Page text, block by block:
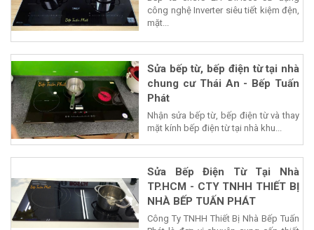
Bếp từ chefs EH DIH365 sử dụng
công nghệ Inverter siêu tiết kiệm đện,
mặt...
Sửa bếp từ, bếp điện từ tại nhà
chung cư Thái An - Bếp Tuấn
Phát
Nhận sửa bếp từ, bếp điện từ và thay
mặt kính bếp điện từ tại nhà khu...
Sửa Bếp Điện Từ Tại Nhà
TP.HCM - CTY TNHH THIẾT BỊ
NHÀ BẾP TUẤN PHÁT
Công Ty TNHH Thiết Bị Nhà Bếp Tuấn